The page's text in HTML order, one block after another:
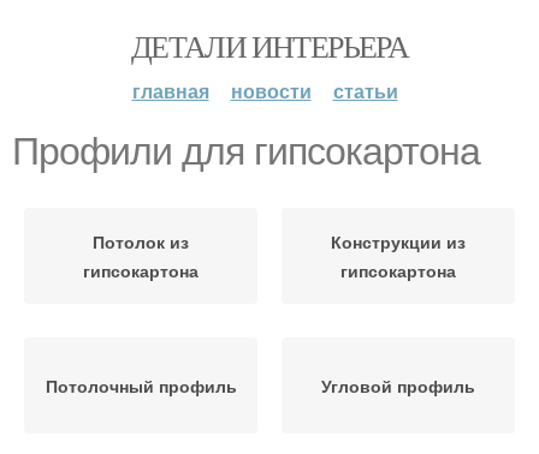
ДЕТАЛИ ИНТЕРЬЕРА
главная новости статьи
Профили для гипсокартона
Потолок из
гипсокартона
Конструкции из
гипсокартона
Потолочный профиль Угловой профиль